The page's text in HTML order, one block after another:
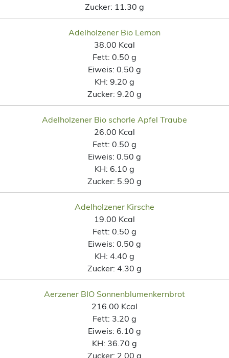
Zucker: 11.30 g
Adelholzener Bio Lemon
38.00 Kcal
Fett: 0.50 g
Eiweis: 0.50 g
KH: 9.20 g
Zucker: 9.20 g
Adelholzener Bio schorle Apfel Traube
26.00 Kcal
Fett: 0.50 g
Eiweis: 0.50 g
KH: 6.10 g
Zucker: 5.90 g
Adelholzener Kirsche
19.00 Kcal
Fett: 0.50 g
Eiweis: 0.50 g
KH: 4.40 g
Zucker: 4.30 g
Aerzener BIO Sonnenblumenkernbrot
216.00 Kcal
Fett: 3.20 g
Eiweis: 6.10 g
KH: 36.70 g
Zucker: 2.00 g